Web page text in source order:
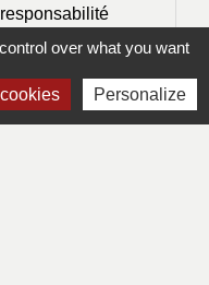
fiscalité d'un
over what you want
Personalize